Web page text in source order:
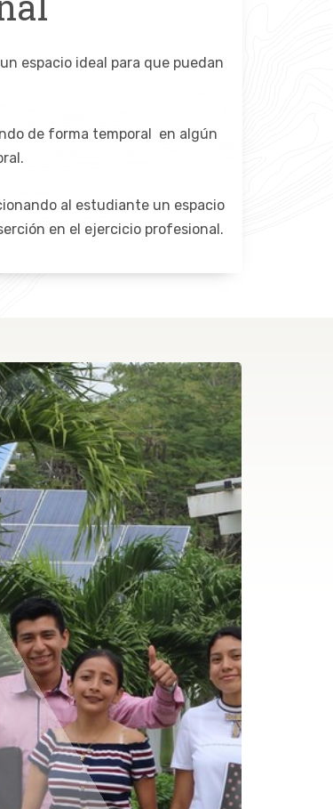
espacio ideal para que puedan
de forma temporal en algún
al estudiante un espacio
en el ejercicio profesional.